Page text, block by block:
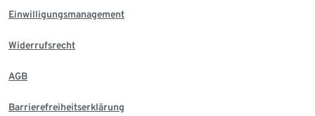
Einwilligungsmanagement
Widerrufsrecht
AGB
Barrierefreiheitserklärung